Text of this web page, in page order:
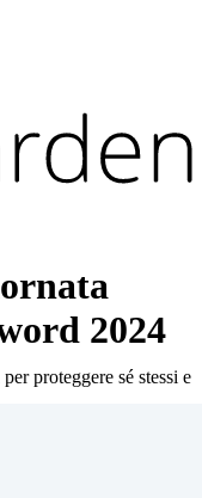
proteggere sé stessi e
2024